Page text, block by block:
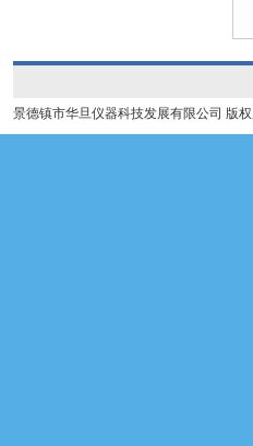
景德镇市华旦仪器科技发展有限公司 版